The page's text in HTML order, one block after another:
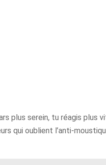
plus serein, tu réagis
qui oublient l’anti-